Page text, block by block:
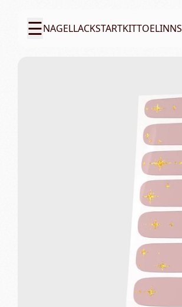
☰NAGELLACKSTARTKITTOELINNS